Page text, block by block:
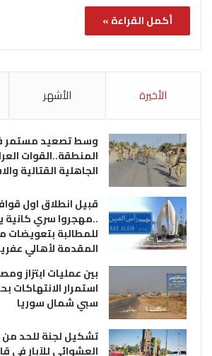
أكمل القراءة »
الأخيرة الأشهر
وسط تصعيد مستمر
المنطقة..القوات
الجاهلية القتالية
قبيل انطلاق اول
..مهجروا سري كانية
للمطالبة بتعويضات
المقدمة لأهالي
بين عمليات ابتزاز
استمرار الانتهاكات
سبي شمال سوريا
تشكيل لجنة للحد من
العشوائي للآبار في